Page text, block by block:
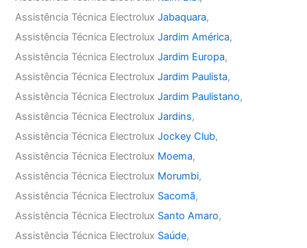
Assistência Técnica ElectroluxJabaquara,
Assistência Técnica ElectroluxJardim América,
Assistência Técnica ElectroluxJardim Europa,
Assistência Técnica ElectroluxJardim Paulista,
Assistência Técnica ElectroluxJardim Paulistano,
Assistência Técnica ElectroluxJardins,
Assistência Técnica ElectroluxJockey Club,
Assistência Técnica Electrolux Moema,
Assistência Técnica Electrolux Morumbi,
Assistência Técnica Electrolux Sacomã,
Assistência Técnica Electrolux Santo Amaro,
Assistência Técnica Electrolux Saúde,